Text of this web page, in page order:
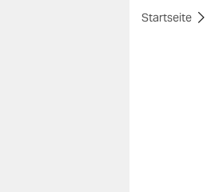
themen
Startseite